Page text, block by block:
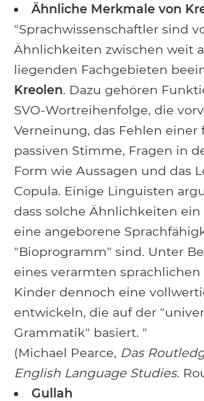
Ähnliche Merkmale von
"Sprachwissenschaftler sind
Ähnlichkeiten zwischen weit
liegenden Fachgebieten
Kreolen. Dazu gehören
SVO-Wortreihenfolge, die
Verneinung, das Fehlen einer
passiven Stimme, Fragen in
Form wie Aussagen und das
Copula. Einige Linguisten
dass solche Ähnlichkeiten ein
eine angeborene
"Bioprogramm" sind. Unter
eines verarmten
Kinder dennoch eine
entwickeln, die auf der
Grammatik" basiert. "
(Michael Pearce, Das
English Language Studies.
Gullah